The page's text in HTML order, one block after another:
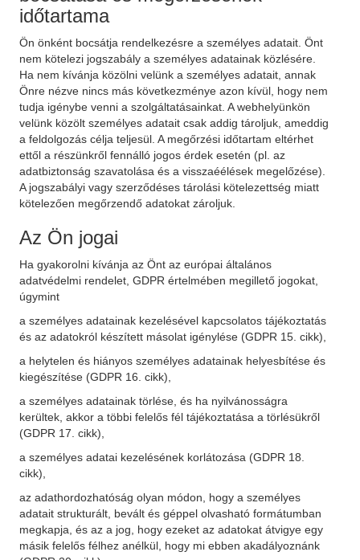
időtartama
Ön önként bocsátja rendelkezésre a személyes adatait. Önt
nem kötelezi jogszabály a személyes adatainak közlésére.
Ha nem kívánja közölni velünk a személyes adatait, annak
Önre nézve nincs más következménye azon kívül, hogy nem
tudja igénybe venni a szolgáltatásainkat. A webhelyünkön
velünk közölt személyes adatait csak addig tároljuk, ameddig
a feldolgozás célja teljesül. A megőrzési időtartam eltérhet
ettől a részünkről fennálló jogos érdek esetén (pl. az
adatbiztonság szavatolása és a visszaéélések megelőzése).
A jogszabályi vagy szerződéses tárolási kötelezettség miatt
kötelezően megőrzendő adatokat zároljuk.
Az Ön jogai
Ha gyakorolni kívánja az Önt az európai általános
adatvédelmi rendelet, GDPR értelmében megillető jogokat,
úgymint
a személyes adatainak kezelésével kapcsolatos tájékoztatás
és az adatokról készített másolat igénylése (GDPR 15. cikk),
a helytelen és hiányos személyes adatainak helyesbítése és
kiegészítése (GDPR 16. cikk),
a személyes adatainak törlése, és ha nyilvánosságra
kerültek, akkor a többi felelős fél tájékoztatása a törlésükről
(GDPR 17. cikk),
a személyes adatai kezelésének korlátozása (GDPR 18.
cikk),
az adathordozhatóság olyan módon, hogy a személyes
adatait strukturált, bevált és géppel olvasható formátumban
megkapja, és az a jog, hogy ezeket az adatokat átvigye egy
másik felelős félhez anélkül, hogy mi ebben akadályoznánk